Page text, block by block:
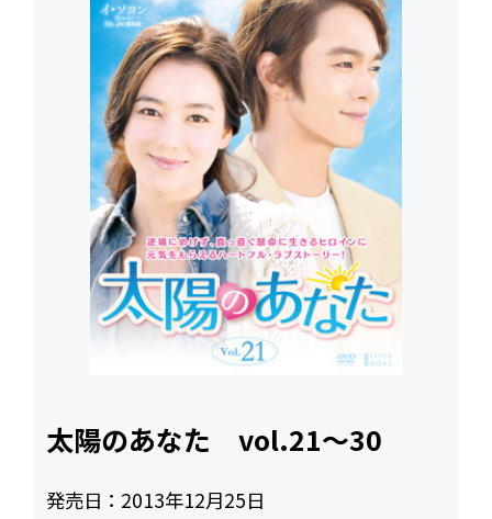
太陽のあなた vol.21～30
発売日： 2013年12月25日